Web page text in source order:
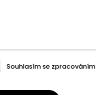
Souhlasím se zpracováním